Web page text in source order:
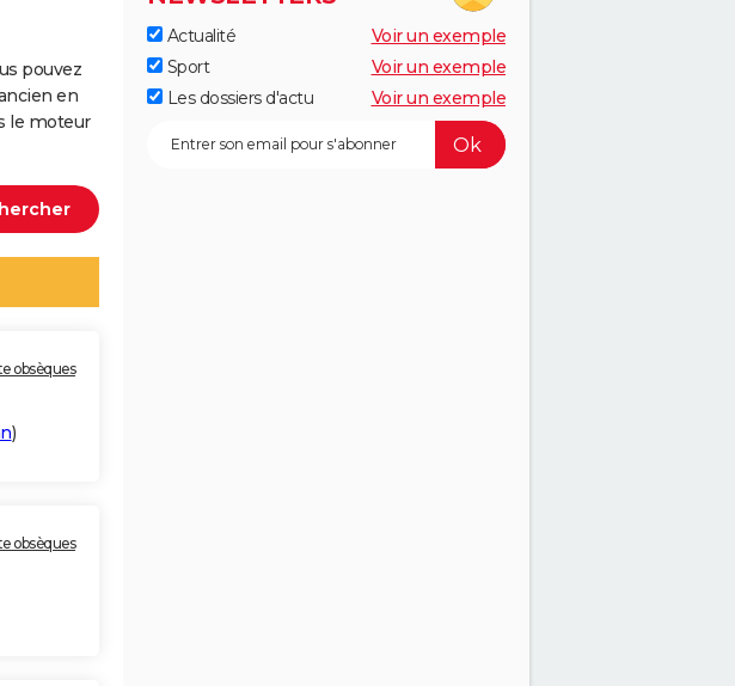
pouvez
en
le moteur
obsèques
)
obsèques
Actualité
Voir un exemple
Sport
Voir un exemple
Les dossiers d'actu
Voir un exemple